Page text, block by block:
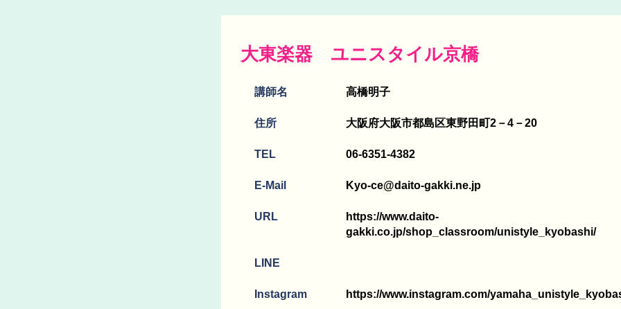
大東楽器 ユニスタイル京橋
講師名 高橋明子
​住所 大阪府大阪市都島区東野田町2－4－20
TEL 06-6351-4382
E-Mail Kyo-ce@daito-gakki.ne.jp
URL
https://www.daito-
gakki.co.jp/shop_classroom/unistyle_kyobashi/
LINE
Instagram https://www.instagram.com/